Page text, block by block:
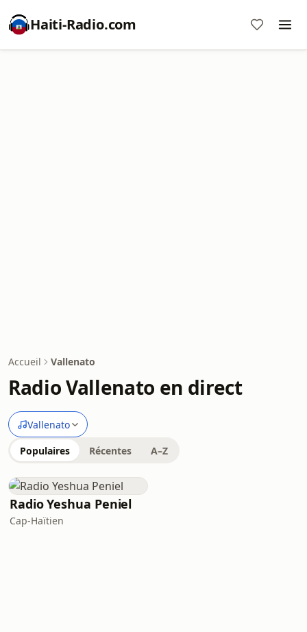
Haiti-Radio.com
Accueil Vallenato
Radio Vallenato en direct
Vallenato
Populaires Récentes A–Z
Radio Yeshua Peniel
Cap-Haïtien